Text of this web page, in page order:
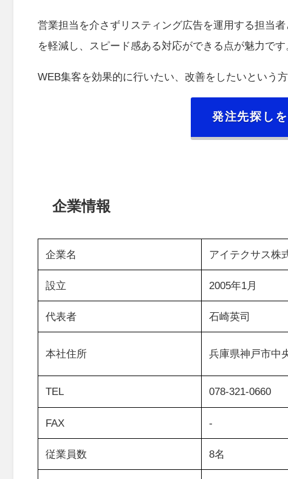
営業担当を介さずリスティング広告を運用する担当
を軽減し、スピード感ある対応ができる点が魅力です
WEB集客を効果的に行いたい、改善をしたいという方
発注先探し
企業情報
企業名 アイテクサス株
設立 2005年1月
代表者 石崎英司
本社住所 兵庫県神戸市中
TEL 078-321-0660
FAX -
従業員数 8名